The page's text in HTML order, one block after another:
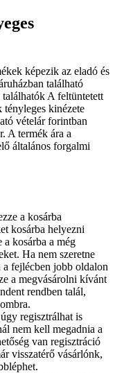
képezik az eladó és
található
A feltüntetett
kinézete
vételár forintban
A termék ára a
általános forgalmi
a kosárba
kosárba helyezni
a kosárba a még
Ha nem szeretne
fejlécben jobb oldalon
a megvásárolni kívánt
rendben talál,
regisztrálhat is
nem kell megadnia a
van regisztráció
visszatérő vásárlónk,